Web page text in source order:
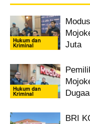
Hukum dan
Kriminal
Juta
Hukum dan
Kriminal
BRI